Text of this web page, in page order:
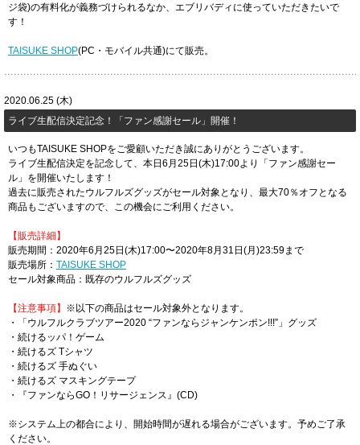
ジ袋)の有料化が義務づけられるなか、エブリバディに使っていただきたいで
す！
TAISUKE SHOP(PC・モバイル共通)にて販売。
2020.06.25 (木)
​ライブ生配信決定記念！「ファン感謝セール」開催！
いつもTAISUKE SHOPをご愛顧いただき誠にありがとうございます。
ライブ生配信決定を記念して、本日6月25日(木)17:00より「ファン感謝セー
ル」を開催いたします！
過去に販売されたウルフルズグッズがセール対象となり、最大70％オフとなる
商品もございますので、この機会にご利用ください。
【販売詳細】
販売期間：2020年6月25日(木)17:00〜2020年8月31日(月)23:59まで
販売場所： TAISUKE SHOP
セール対象商品：既存のウルフルズグッズ
【注意事項】 ※以下の商品はセール対象外となります。
・「ウルフルクラブツアー2020 “ファンならジャンケンポン!!!”」グッズ
・続けるッパ！ゲーム
・続けるズ Tシャツ
・続けるズ 手ぬぐい
・続けるズ マスキングテープ
・『ファンならGO！リサージェンス』(CD)
※システム上の都合により、開始時間が遅れる場合がございます。予めご了承
ください。